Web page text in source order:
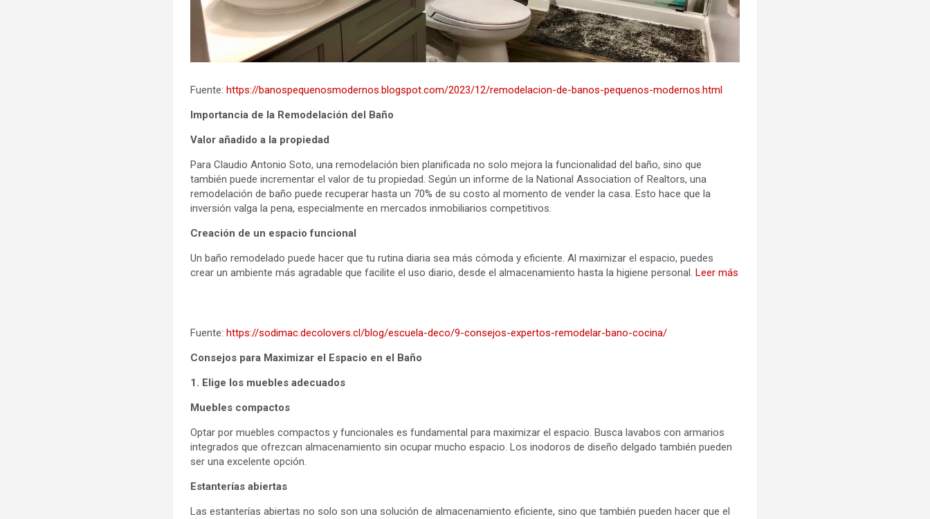
Fuente: https://banospequenosmodernos.blogspot.com/2023/12/remodelacion-de-banos-pequenos-modernos.html
Importancia de la Remodelación del Baño
Valor añadido a la propiedad
Para Claudio Antonio Soto, una remodelación bien planificada no solo mejora la funcionalidad del baño, sino que
también puede incrementar el valor de tu propiedad. Según un informe de la National Association of Realtors, una
remodelación de baño puede recuperar hasta un 70% de su costo al momento de vender la casa. Esto hace que la
inversión valga la pena, especialmente en mercados inmobiliarios competitivos.
Creación de un espacio funcional
Un baño remodelado puede hacer que tu rutina diaria sea más cómoda y eficiente. Al maximizar el espacio, puedes
crear un ambiente más agradable que facilite el uso diario, desde el almacenamiento hasta la higiene personal. Leer más
Fuente: https://sodimac.decolovers.cl/blog/escuela-deco/9-consejos-expertos-remodelar-bano-cocina/
Consejos para Maximizar el Espacio en el Baño
1. Elige los muebles adecuados
Muebles compactos
Optar por muebles compactos y funcionales es fundamental para maximizar el espacio. Busca lavabos con armarios
integrados que ofrezcan almacenamiento sin ocupar mucho espacio. Los inodoros de diseño delgado también pueden
ser una excelente opción.
Estanterías abiertas
Las estanterías abiertas no solo son una solución de almacenamiento eficiente, sino que también pueden hacer que el